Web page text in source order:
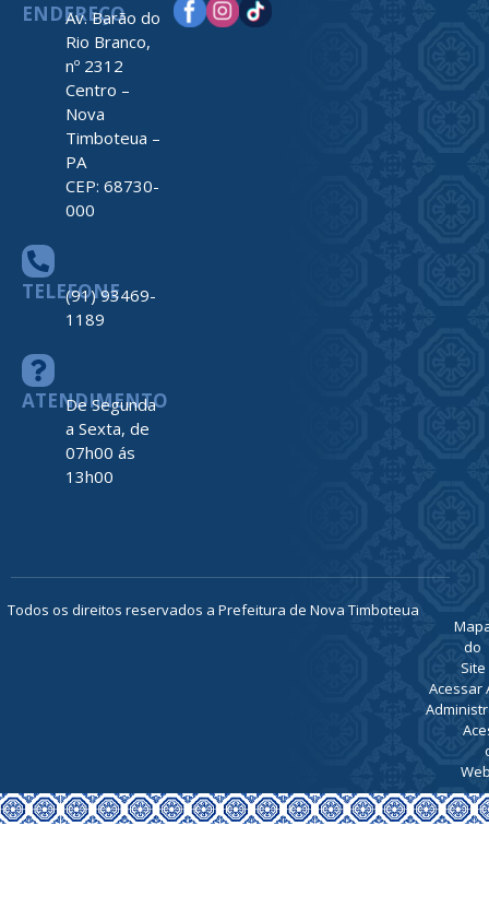
ENDEREÇO
Av. Barão do
Rio Branco,
nº 2312
Centro –
Nova
Timboteua –
PA
CEP: 68730-
000
TELEFONE
(91) 93469-
1189
ATENDIMENTO
De Segunda
a Sexta, de
07h00 ás
13h00
Todos os direitos reservados a Prefeitura de Nova Timboteua
do
Site
Acessar